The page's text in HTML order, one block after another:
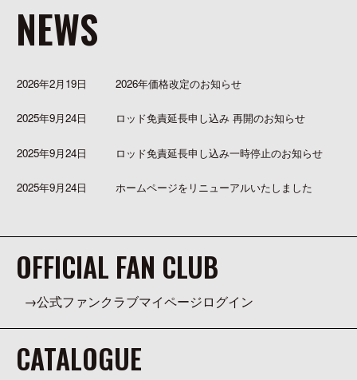
NEWS
2026年2月19日 2026年価格改定のお知らせ
2025年9月24日 ロッド免責延長申し込み 再開のお知らせ
2025年9月24日 ロッド免責延長申し込み一時停止のお知らせ
2025年9月24日 ホームページをリニューアルいたしました
OFFICIAL FAN CLUB
公式ファンクラブマイページログイン
CATALOGUE